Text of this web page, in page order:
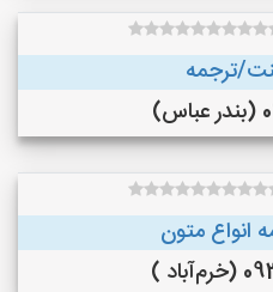
ترجمه
انواع متون
)